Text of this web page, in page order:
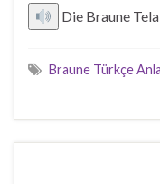
Die Braune
Braune Türkçe